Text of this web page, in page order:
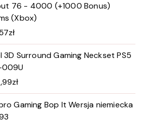
76 - 4000 (+1000 Bonus)
(Xbox)
zł
3D Surround Gaming Neckset PS5
009U
zł
Gaming Bop It Wersja niemiecka